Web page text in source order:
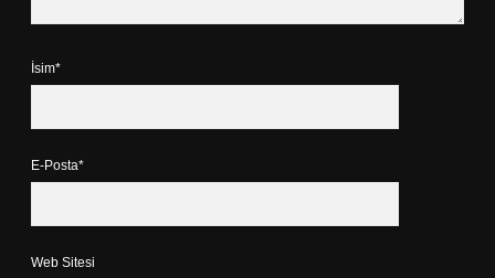
İsim*
E-Posta*
Web Sitesi